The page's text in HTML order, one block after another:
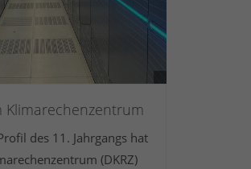
Klimarechenzentrum
des 11. Jahrgangs hat
(DKRZ)